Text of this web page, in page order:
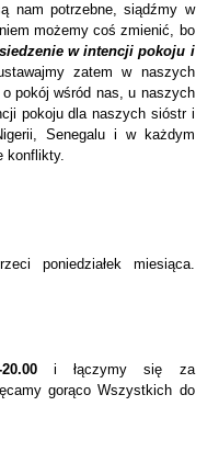
nam potrzebne, siądźmy w
możemy coś zmienić, bo
w intencji pokoju i
zatem w naszych
pokój wśród nas, u naszych
pokoju dla naszych sióstr i
Senegalu i w każdym
konflikty.
poniedziałek miesiąca.
i łączymy się za
gorąco Wszystkich do